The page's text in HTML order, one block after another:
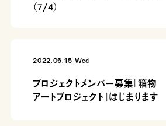
（7/4）
2022.06.15 Wed
プロジェクトメンバー募集「箱物
アートプロジェクト」はじまります